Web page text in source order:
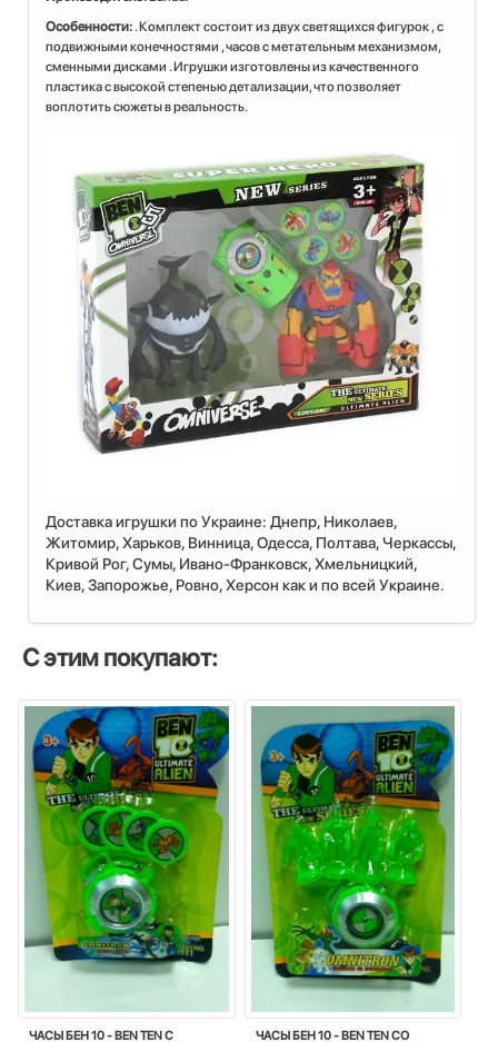
Особенности: . Комплект состоит из двух светящихся фигурок , с
подвижными конечностями , часов с метательным механизмом,
сменными дисками . Игрушки изготовлены из качественного
пластика с высокой степенью детализации, что позволяет
воплотить сюжеты в реальность.
Доставка игрушки по Украине: Днепр, Николаев,
Житомир, Харьков, Винница, Одесса, Полтава, Черкассы,
Кривой Рог, Сумы, Ивано-Франковск, Хмельницкий,
Киев, Запорожье, Ровно, Херсон как и по всей Украине.
С этим покупают:
ЧАСЫ БЕН 10 - BEN TEN С ЧАСЫ БЕН 10 - BEN TEN СО